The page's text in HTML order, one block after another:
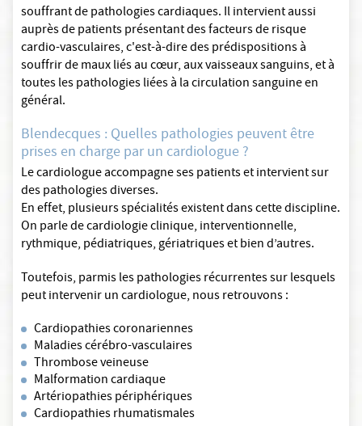
souffrant de pathologies cardiaques. Il intervient aussi
auprès de patients présentant des facteurs de risque
cardio-vasculaires, c'est-à-dire des prédispositions à
souffrir de maux liés au cœur, aux vaisseaux sanguins, et à
toutes les pathologies liées à la circulation sanguine en
général.
Blendecques : Quelles pathologies peuvent être
prises en charge par un cardiologue ?
Le cardiologue accompagne ses patients et intervient sur
des pathologies diverses.
En effet, plusieurs spécialités existent dans cette discipline.
On parle de cardiologie clinique, interventionnelle,
rythmique, pédiatriques, gériatriques et bien d’autres.
Toutefois, parmis les pathologies récurrentes sur lesquels
peut intervenir un cardiologue, nous retrouvons :
Cardiopathies coronariennes
Maladies cérébro-vasculaires
Thrombose veineuse
Malformation cardiaque
Artériopathies périphériques
Cardiopathies rhumatismales